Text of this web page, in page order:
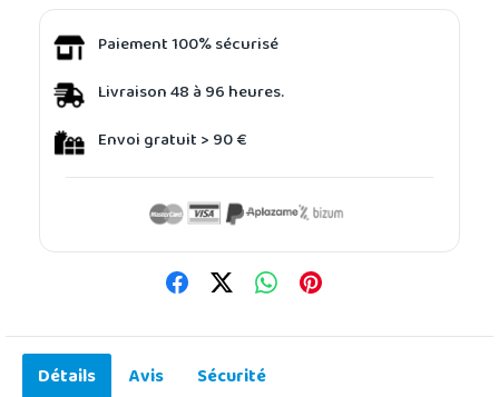
Paiement 100% sécurisé
Livraison 48 à 96 heures.
Envoi gratuit > 90 €
Détails Avis
Sécurité